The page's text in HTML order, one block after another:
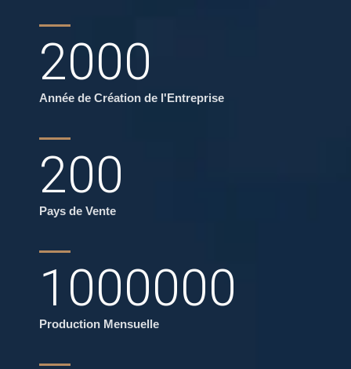
2000
Année de Création de l'Entreprise
200
Pays de Vente
1000000
Production Mensuelle